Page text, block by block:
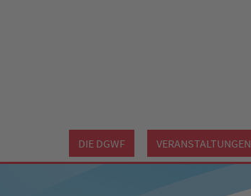
DIE DGWF VERANSTALTUNGEN